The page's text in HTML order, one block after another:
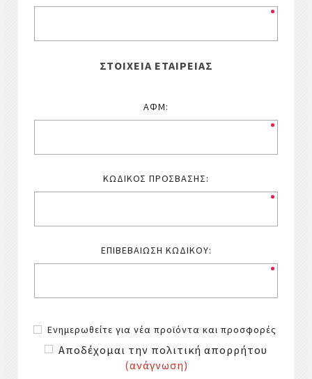
ΣΤΟΙΧΕΊΑ ΕΤΑΙΡΕΊΑΣ
ΑΦΜ:
ΚΩΔΙΚΌΣ ΠΡΌΣΒΑΣΗΣ:
ΕΠΙΒΕΒΑΊΩΣΗ ΚΩΔΙΚΟΎ:
Ενημερωθείτε για νέα προϊόντα και προσφορές
Αποδέχομαι την πολιτική απορρήτου
(ανάγνωση)